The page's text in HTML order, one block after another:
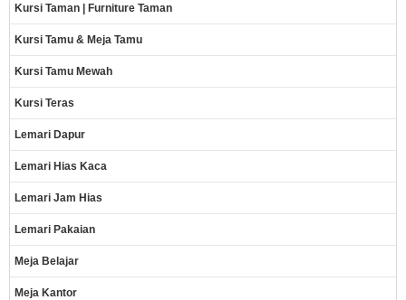
Kursi Taman | Furniture Taman
Kursi Tamu & Meja Tamu
Kursi Tamu Mewah
Kursi Teras
Lemari Dapur
Lemari Hias Kaca
Lemari Jam Hias
Lemari Pakaian
Meja Belajar
Meja Kantor